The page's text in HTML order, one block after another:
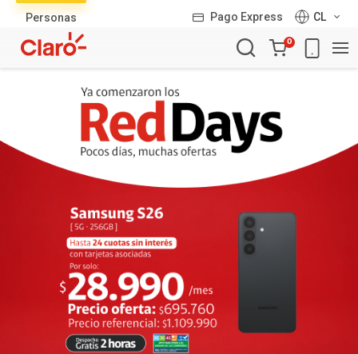
Personas Pago Express
CL
Carro
de
0
productos